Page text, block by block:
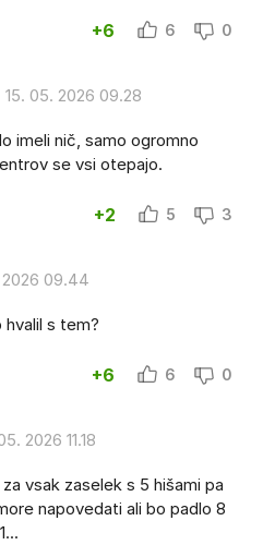
+6 6 0
15. 05. 2026 09.28
imeli nič, samo ogromno
se vsi otepajo.
+2 5 3
2026 09.44
s tem?
+6 6 0
2026 11.18
vsak zaselek s 5 hišami pa
napovedati ali bo padlo 8